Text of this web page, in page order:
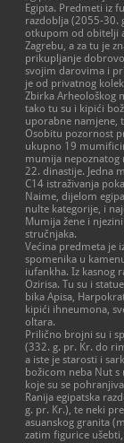
Egipta. Predmeti iz
razdoblja (2055-30.
otkupom od obitelji
Zagrebu, a za tu je
prikupljanje
svojim darovima i
je od privatnog
Zbirka Arheološkog
tako tu su i kipići
uporabne namjene,
Osobitu pozornost
ukupno 19
mumija nepoznatog
22. dinastije. Jedna
C14 istraživanja
Naime, dijelom
nulte kategorije, i
Mumija žene i
stručnjaka.
Većina predmeta je
spomenika u
iufankha. Iz kasnog
Ozirisa. Tu su i
bika Apisa,
kipići ihneumona,
oltara.
Prilično brojni su i
(332. g. pr. Kr. do
a iste je starosti i
božicom neba Nut
koje su se
Ranija egipatska
g. pr. Kr.), te neki
asuanskog granita
zatim figurice